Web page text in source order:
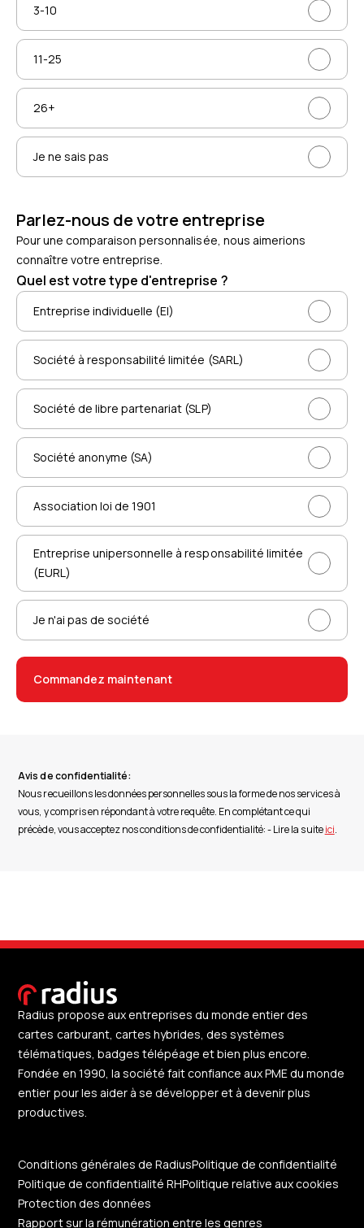
3-10
11-25
26+
Je ne sais pas
Parlez-nous de votre entreprise
Pour une comparaison personnalisée, nous aimerions
connaître votre entreprise.
Quel est votre type d'entreprise ?
Entreprise individuelle (EI)
Société à responsabilité limitée (SARL)
Société de libre partenariat (SLP)
Société anonyme (SA)
Association loi de 1901
Entreprise unipersonnelle à responsabilité limitée
(EURL)
Je n'ai pas de société
Commandez maintenant
Avis de confidentialité:
Nous recueillons les données personnelles sous la forme de nos services à
vous, y compris en répondant à votre requête. En complétant ce qui
précède, vous acceptez nos conditions de confidentialité: - Lire la suite ici.
Radius propose aux entreprises du monde entier des
cartes carburant, cartes hybrides, des systèmes
télématiques, badges télépéage et bien plus encore.
Fondée en 1990, la société fait confiance aux PME du monde
entier pour les aider à se développer et à devenir plus
productives.
Conditions générales de RadiusPolitique de confidentialité
Politique de confidentialité RHPolitique relative aux cookies
Protection des données
Rapport sur la rémunération entre les genres